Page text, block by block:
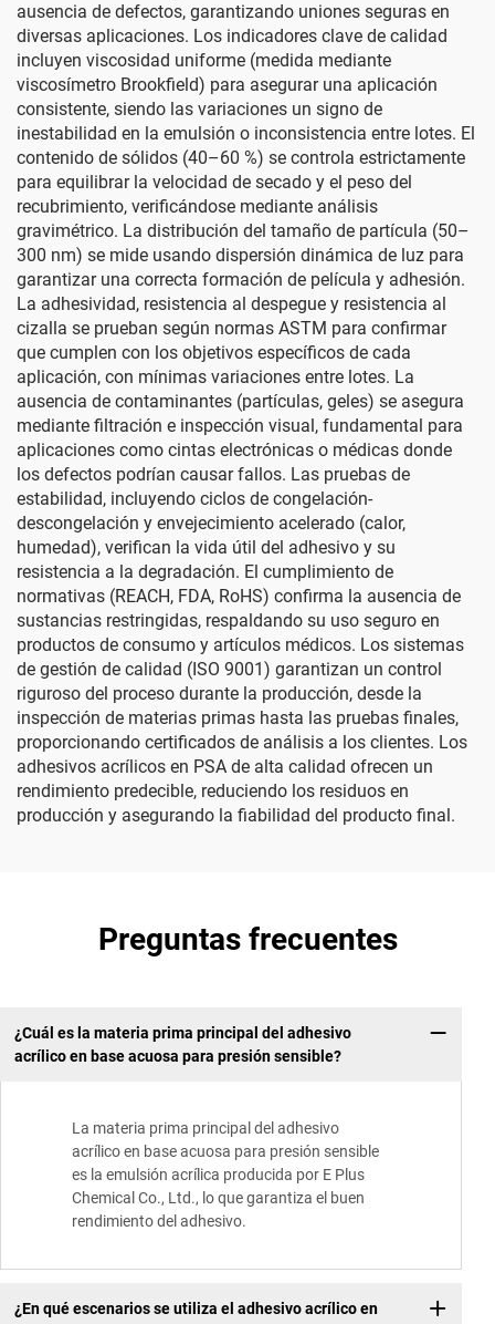
ausencia de defectos, garantizando uniones seguras en
diversas aplicaciones. Los indicadores clave de calidad
incluyen viscosidad uniforme (medida mediante
viscosímetro Brookfield) para asegurar una aplicación
consistente, siendo las variaciones un signo de
inestabilidad en la emulsión o inconsistencia entre lotes. El
contenido de sólidos (40–60 %) se controla estrictamente
para equilibrar la velocidad de secado y el peso del
recubrimiento, verificándose mediante análisis
gravimétrico. La distribución del tamaño de partícula (50–
300 nm) se mide usando dispersión dinámica de luz para
garantizar una correcta formación de película y adhesión.
La adhesividad, resistencia al despegue y resistencia al
cizalla se prueban según normas ASTM para confirmar
que cumplen con los objetivos específicos de cada
aplicación, con mínimas variaciones entre lotes. La
ausencia de contaminantes (partículas, geles) se asegura
mediante filtración e inspección visual, fundamental para
aplicaciones como cintas electrónicas o médicas donde
los defectos podrían causar fallos. Las pruebas de
estabilidad, incluyendo ciclos de congelación-
descongelación y envejecimiento acelerado (calor,
humedad), verifican la vida útil del adhesivo y su
resistencia a la degradación. El cumplimiento de
normativas (REACH, FDA, RoHS) confirma la ausencia de
sustancias restringidas, respaldando su uso seguro en
productos de consumo y artículos médicos. Los sistemas
de gestión de calidad (ISO 9001) garantizan un control
riguroso del proceso durante la producción, desde la
inspección de materias primas hasta las pruebas finales,
proporcionando certificados de análisis a los clientes. Los
adhesivos acrílicos en PSA de alta calidad ofrecen un
rendimiento predecible, reduciendo los residuos en
producción y asegurando la fiabilidad del producto final.
Preguntas frecuentes
¿Cuál es la materia prima principal del adhesivo
acrílico en base acuosa para presión sensible?
La materia prima principal del adhesivo
acrílico en base acuosa para presión sensible
es la emulsión acrílica producida por E Plus
Chemical Co., Ltd., lo que garantiza el buen
rendimiento del adhesivo.
¿En qué escenarios se utiliza el adhesivo acrílico en